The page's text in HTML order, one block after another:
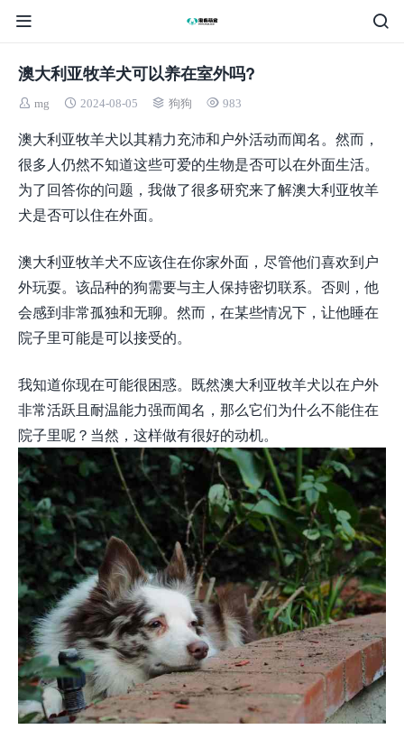
澳大利亚牧羊犬可以养在室外吗?
mg 2024-08-05 狗狗 983
澳大利亚牧羊犬以其精力充沛和户外活动而闻名。然而，
很多人仍然不知道这些可爱的生物是否可以在外面生活。
为了回答你的问题，我做了很多研究来了解澳大利亚牧羊
犬是否可以住在外面。
澳大利亚牧羊犬不应该住在你家外面，尽管他们喜欢到户
外玩耍。该品种的狗需要与主人保持密切联系。否则，他
会感到非常孤独和无聊。然而，在某些情况下，让他睡在
院子里可能是可以接受的。
我知道你现在可能很困惑。既然澳大利亚牧羊犬以在户外
非常活跃且耐温能力强而闻名，那么它们为什么不能住在
院子里呢？当然，这样做有很好的动机。